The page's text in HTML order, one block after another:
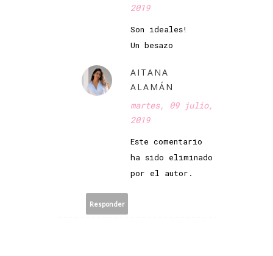
2019
Son ideales!
Un besazo
AITANA
ALAMÁN
martes, 09 julio,
2019
Este comentario
ha sido eliminado
por el autor.
Responder